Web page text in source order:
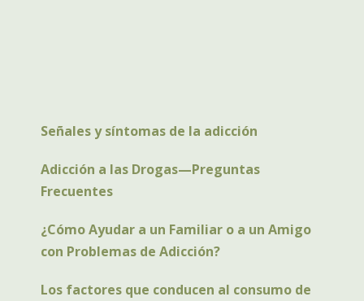
Señales y síntomas de la adicción
Adicción a las Drogas—Preguntas
Frecuentes
¿Cómo Ayudar a un Familiar o a un Amigo
con Problemas de Adicción?
Los factores que conducen al consumo de